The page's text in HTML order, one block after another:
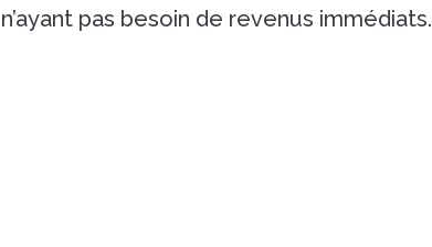
n’ayant pas besoin de revenus immédiats.